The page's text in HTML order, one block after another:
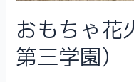
三
学
園）
おもちゃ花
第三学園）